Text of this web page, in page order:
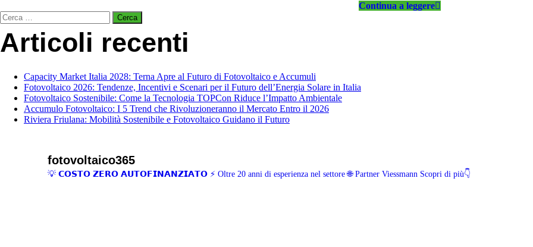
Continua a leggere
Ricerca
per:
Articoli recenti
Capacity Market Italia 2028: Terna Apre al Futuro di Fotovoltaico e Accumuli
Fotovoltaico 2026: Tendenze, Incentivi e Scenari per il Futuro dell’Energia Solare in Italia
Fotovoltaico Sostenibile: Come la Tecnologia TOPCon Riduce l’Impatto Ambientale
Accumulo Fotovoltaico: I 5 Trend che Rivoluzioneranno il Mercato Entro il 2026
Riviera Friulana: Mobilità Sostenibile e Fotovoltaico Guidano il Futuro
fotovoltaico365
💡 𝗖𝗢𝗦𝗧𝗢 𝗭𝗘𝗥𝗢 𝗔𝗨𝗧𝗢𝗙𝗜𝗡𝗔𝗡𝗭𝗜𝗔𝗧𝗢 ⚡ Oltre 20 anni di esperienza nel settore🌐 Partner Viessmann Scopri di più👇